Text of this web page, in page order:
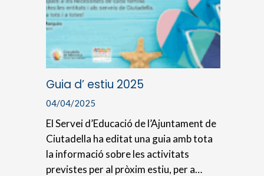
Guia d’ estiu 2025
04/04/2025
El Servei d’Educació de l’Ajuntament de
Ciutadella ha editat una guia amb tota
la informació sobre les activitats
previstes per al pròxim estiu, per a…